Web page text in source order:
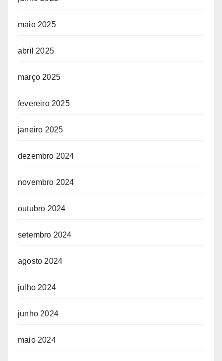
maio 2025
abril 2025
março 2025
fevereiro 2025
janeiro 2025
dezembro 2024
novembro 2024
outubro 2024
setembro 2024
agosto 2024
julho 2024
junho 2024
maio 2024